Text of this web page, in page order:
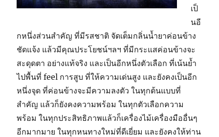
เป็
นอี
กหนึ่งส่วนสำคัญ ที่มีรสชาติ จัดเต็มกลิ่นน้ำยาค่อนข้าง
ชัดแจ้ง แล้วมีคุณประโยชน์ฯลฯ ที่มีกระแสค่อนข้างจะ
สะดุดตา อย่างแท้จริง และเป็นอีกหนึ่งตัวเลือก ที่เน้นย้ำ
ไปพื้นที่ feel การสูบ ที่ให้ความเด่นสูง และยังคงเป็นอีก
หนึ่งจุด ที่ค่อนข้างจะมีความลงตัว ในทุกต้นแบบที่
สำคัญ แล้วก็ยังคงความพร้อม ในทุกตัวเลือกความ
พร้อม ในทุกประสิทธิภาพแล้วก็เครื่องไม้เครื่องมืออื่นๆ
อีกมากมาย ในทุกหนทางใหม่ที่ดีเยี่ยม และยังคงให้ท่าน